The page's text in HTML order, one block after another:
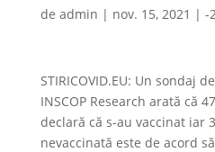
de admin | nov. 15, 2021 | -
STIRICOVID.EU: Un sondaj
INSCOP Research arată că
declară că s-au vaccinat iar
nevaccinată este de acord